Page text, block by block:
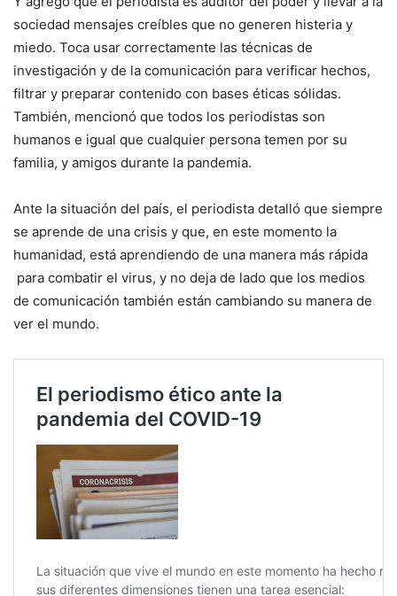
sociedad mensajes creíbles que no generen histeria y
miedo. Toca usar correctamente las técnicas de
investigación y de la comunicación para verificar hechos,
filtrar y preparar contenido con bases éticas sólidas.
También, mencionó que todos los periodistas son
humanos e igual que cualquier persona temen por su
familia, y amigos durante la pandemia.
Ante la situación del país, el periodista detalló que siempre
se aprende de una crisis y que, en este momento la
humanidad, está aprendiendo de una manera más rápida
para combatir el virus, y no deja de lado que los medios
de comunicación también están cambiando su manera de
ver el mundo.